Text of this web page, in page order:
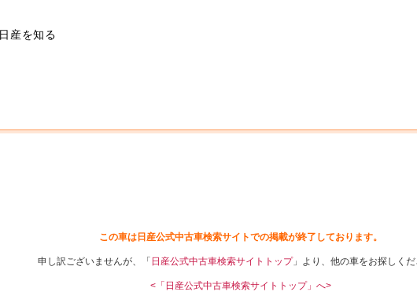
日産を知る
この車は日産公式中古車検索サイトでの掲載が終了しております。
申し訳ございませんが、「 日産公式中古車検索サイトトップ」より、他の車をお探しくだ
<「日産公式中古車検索サイトトップ」へ>